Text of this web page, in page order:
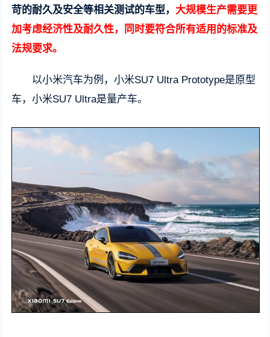
苛的耐久及安全等相关测试的车型， 大规模生产需要更
加考虑经济性及耐久性，同时要符合所有适用的标准及
法规要求。
以小米汽车为例，小米SU7 Ultra Prototype是原型
车，小米SU7 Ultra是量产车。